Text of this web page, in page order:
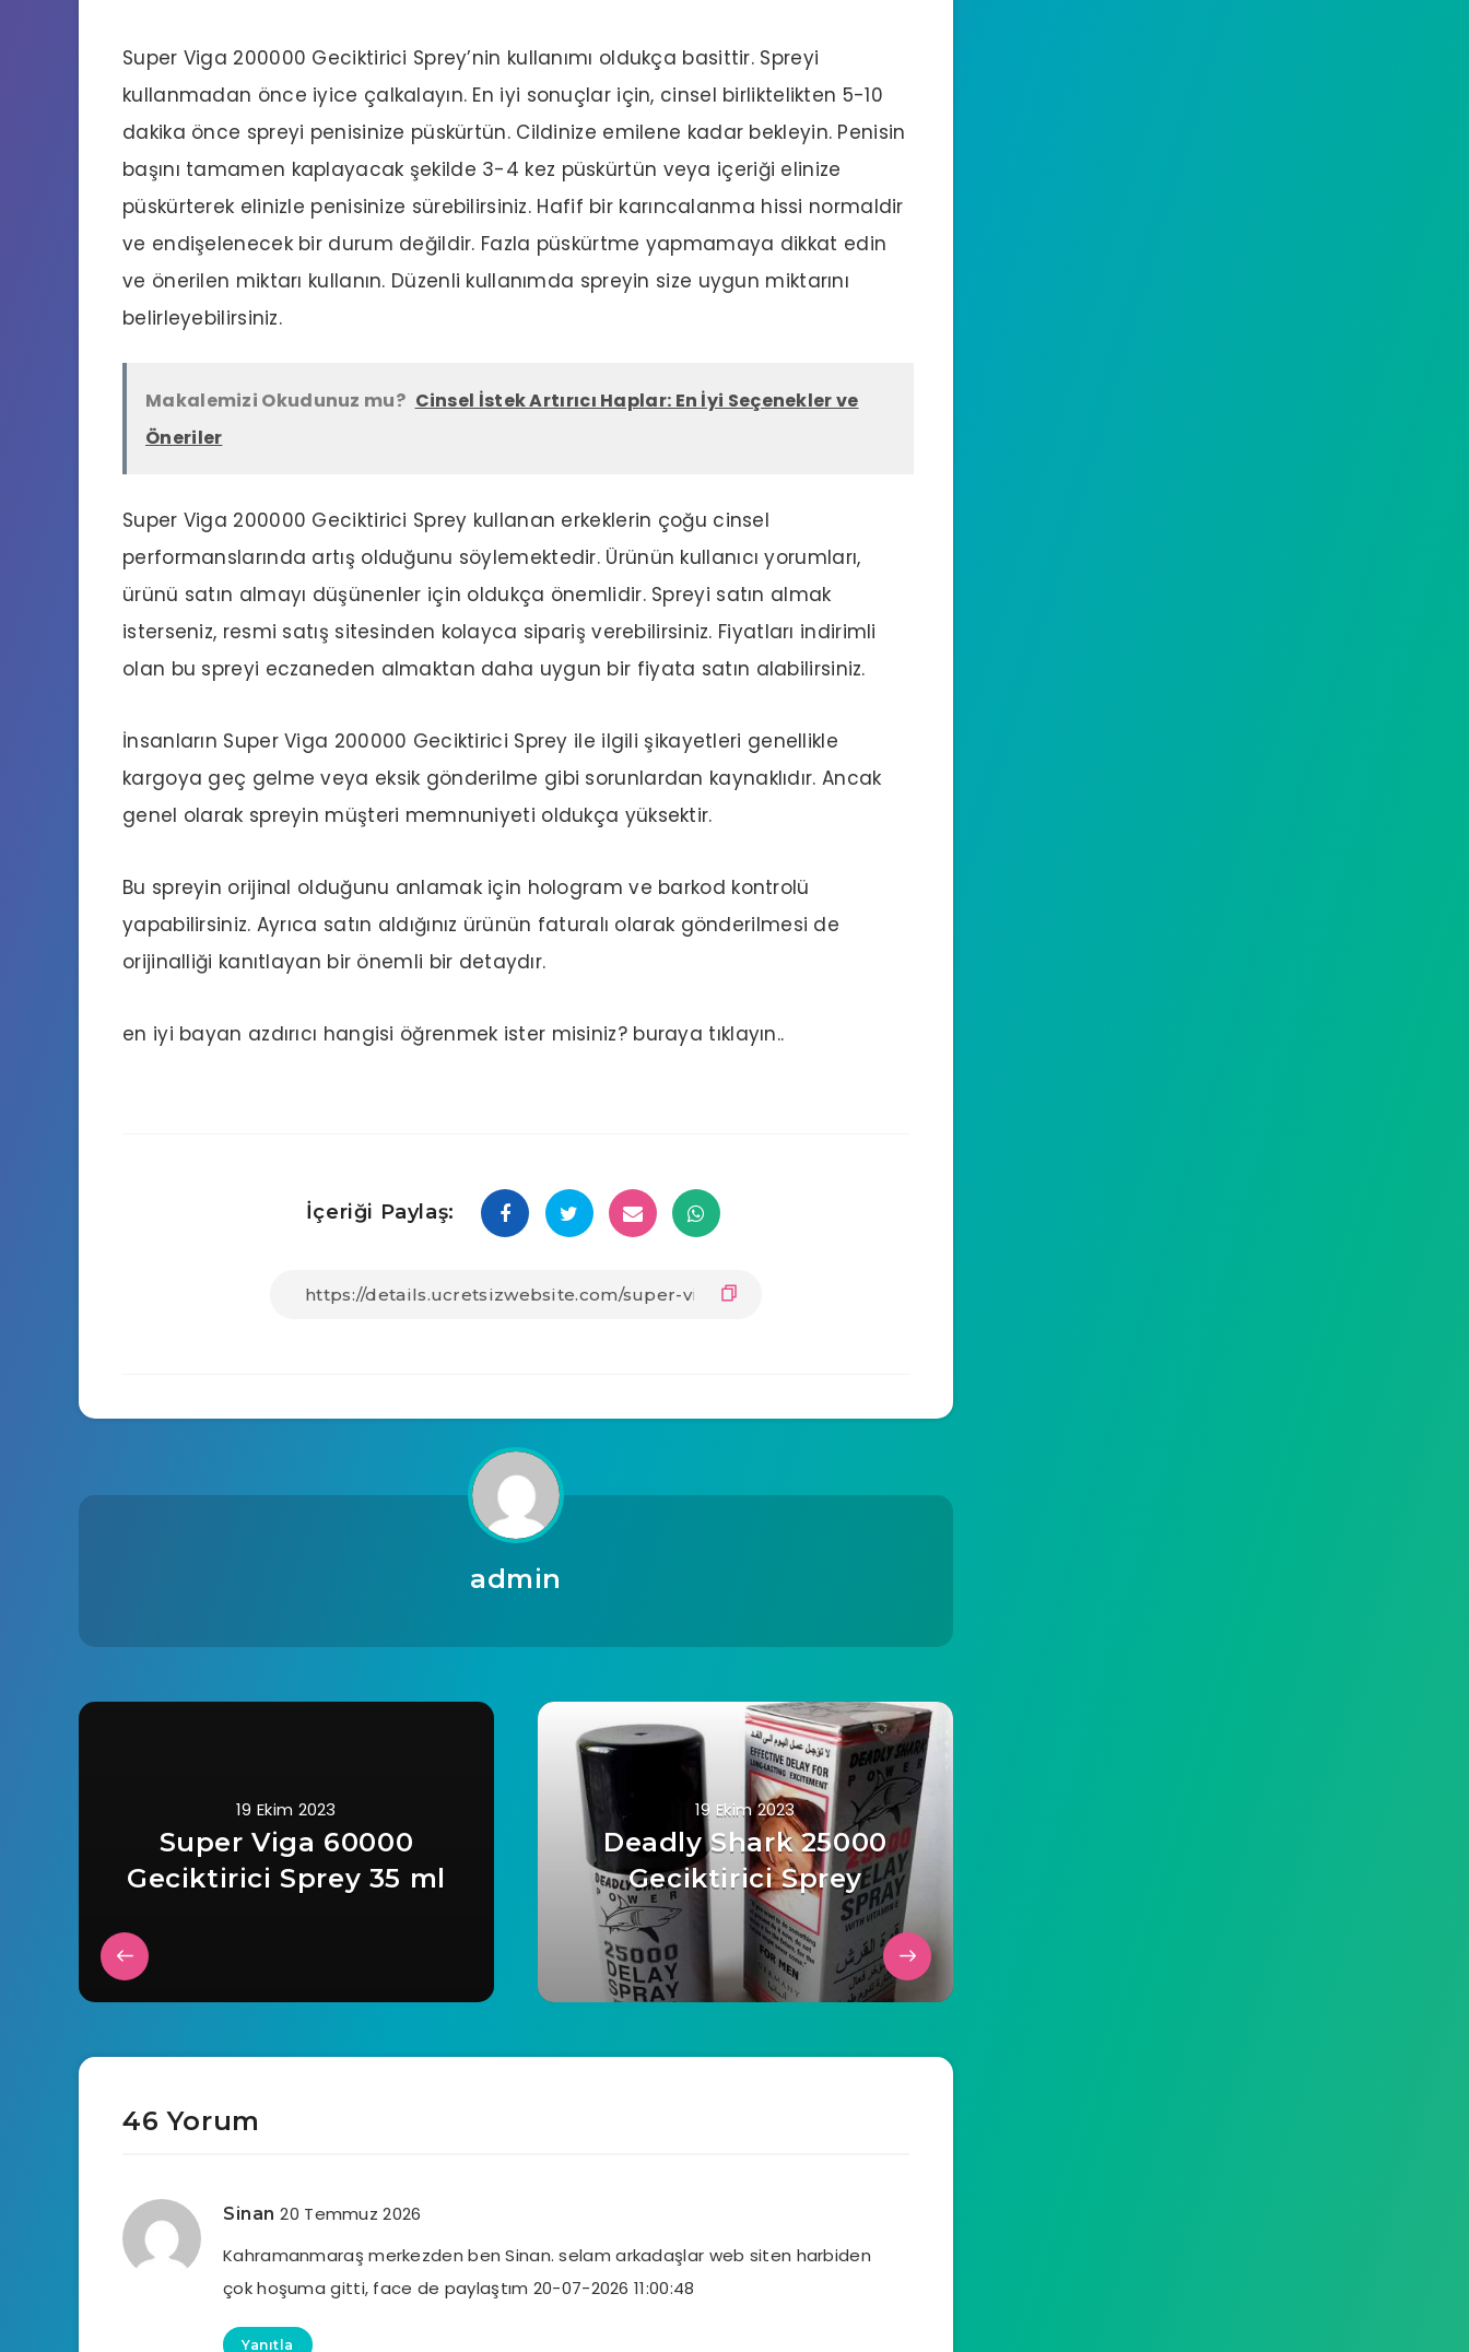
Super Viga 200000 Geciktirici Sprey’nin kullanımı oldukça basittir. Spreyi
kullanmadan önce iyice çalkalayın. En iyi sonuçlar için, cinsel birliktelikten 5-10
dakika önce spreyi penisinize püskürtün. Cildinize emilene kadar bekleyin. Penisin
başını tamamen kaplayacak şekilde 3-4 kez püskürtün veya içeriği elinize
püskürterek elinizle penisinize sürebilirsiniz. Hafif bir karıncalanma hissi normaldir
ve endişelenecek bir durum değildir. Fazla püskürtme yapmamaya dikkat edin
ve önerilen miktarı kullanın. Düzenli kullanımda spreyin size uygun miktarını
belirleyebilirsiniz.
Makalemizi Okudunuz mu? Cinsel İstek Artırıcı Haplar: En İyi Seçenekler ve
Öneriler
Super Viga 200000 Geciktirici Sprey kullanan erkeklerin çoğu cinsel
performanslarında artış olduğunu söylemektedir. Ürünün kullanıcı yorumları,
ürünü satın almayı düşünenler için oldukça önemlidir. Spreyi satın almak
isterseniz, resmi satış sitesinden kolayca sipariş verebilirsiniz. Fiyatları indirimli
olan bu spreyi eczaneden almaktan daha uygun bir fiyata satın alabilirsiniz.
İnsanların Super Viga 200000 Geciktirici Sprey ile ilgili şikayetleri genellikle
kargoya geç gelme veya eksik gönderilme gibi sorunlardan kaynaklıdır. Ancak
genel olarak spreyin müşteri memnuniyeti oldukça yüksektir.
Bu spreyin orijinal olduğunu anlamak için hologram ve barkod kontrolü
yapabilirsiniz. Ayrıca satın aldığınız ürünün faturalı olarak gönderilmesi de
orijinalliği kanıtlayan bir önemli bir detaydır.
en iyi bayan azdırıcı hangisi öğrenmek ister misiniz? buraya tıklayın..
İçeriği Paylaş:
admin
19 Ekim 2023
Super Viga 60000
Geciktirici Sprey 35 ml
19 Ekim 2023
Deadly Shark 25000
Geciktirici Sprey
46 Yorum
Sinan 20 Temmuz 2026
Kahramanmaraş merkezden ben Sinan. selam arkadaşlar web siten harbiden
çok hoşuma gitti, face de paylaştım 20-07-2026 11:00:48
Yanıtla